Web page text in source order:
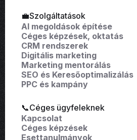
💼Szolgáltatások
AI megoldások építése
Céges képzések, oktatás
CRM rendszerek
Digitális marketing
Marketing mentorálás
SEO és Keresőoptimalizálás
PPC és kampány
📞Céges ügyfeleknek
Kapcsolat
Céges képzések
Esettanulmányok